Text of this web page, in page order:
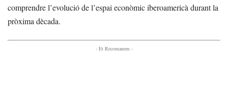
comprendre l’evolució de l’espai econòmic iberoamericà durant la
pròxima dècada.
- Et Recomanem -